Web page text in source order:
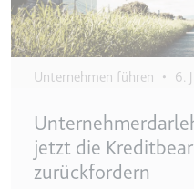
Ablauf:
Sitzung
Typ:
HTTP-
Anbieter:
Zweck:
Wird
Unternehmen führen • 6.
jetzt die
zurückfordern